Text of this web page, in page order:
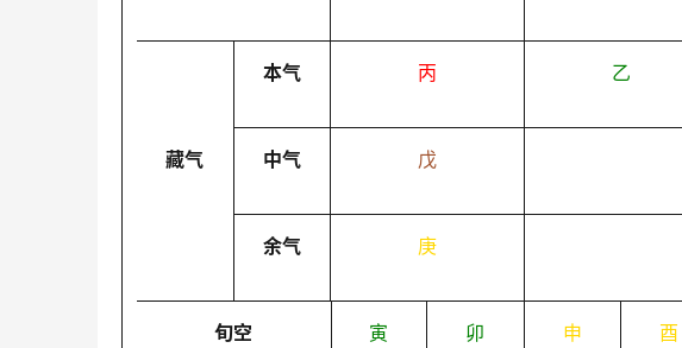
本气 丙 乙
藏气 中气 戊
余气 庚
旬空 寅 卯 申 酉